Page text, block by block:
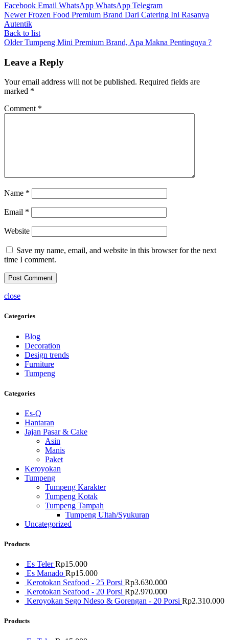
Facebook Email WhatsApp WhatsApp Telegram
Newer Frozen Food Premium Brand Dari Catering Ini Rasanya
Autentik
Back to list
Older Tumpeng Mini Premium Brand, Apa Makna Pentingnya ?
Leave a Reply
Your email address will not be published. Required fields are
marked *
Comment *
Name *
Email *
Website
Save my name, email, and website in this browser for the next
time I comment.
close
Categories
Blog
Decoration
Design trends
Furniture
Tumpeng
Categories
Es-Q
Hantaran
Jajan Pasar & Cake
Asin
Manis
Paket
Keroyokan
Tumpeng
Tumpeng Karakter
Tumpeng Kotak
Tumpeng Tampah
Tumpeng Ultah/Syukuran
Uncategorized
Products
Es TelerRp15.000
Es Manado Rp15.000
Kerotokan Seafood - 25 Porsi Rp3.630.000
Kerotokan Seafood - 20 Porsi Rp2.970.000
Keroyokan Sego Ndeso & Gorengan - 20 Porsi Rp2.310.000
Products